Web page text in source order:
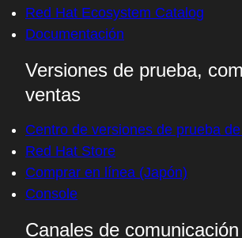
Red Hat Ecosystem Catalog
Documentación
Versiones de prueba,
ventas
Centro de versiones de prueba
Red Hat Store
Comprar en línea (Japón)
Console
Canales de comunicación